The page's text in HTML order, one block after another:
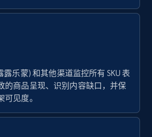
category URL
Sku, Currency, Gtin,
urls, Top reviews, and
877+ 立即开始
- Collects products by
露乐蒙) 和其他渠道监控所有 SKU 表
的商品呈现、识别内容缺口，并保
见度。